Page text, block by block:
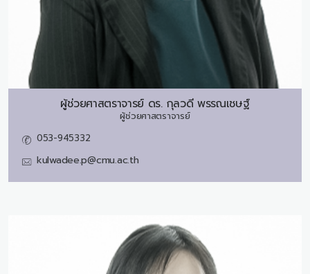
ผู้ช่วยศาสตราจารย์ ดร. กุลวดี พรรณเชษฐ์
ผู้ช่วยศาสตราจารย์
053-945332
kulwadee.p@cmu.ac.th